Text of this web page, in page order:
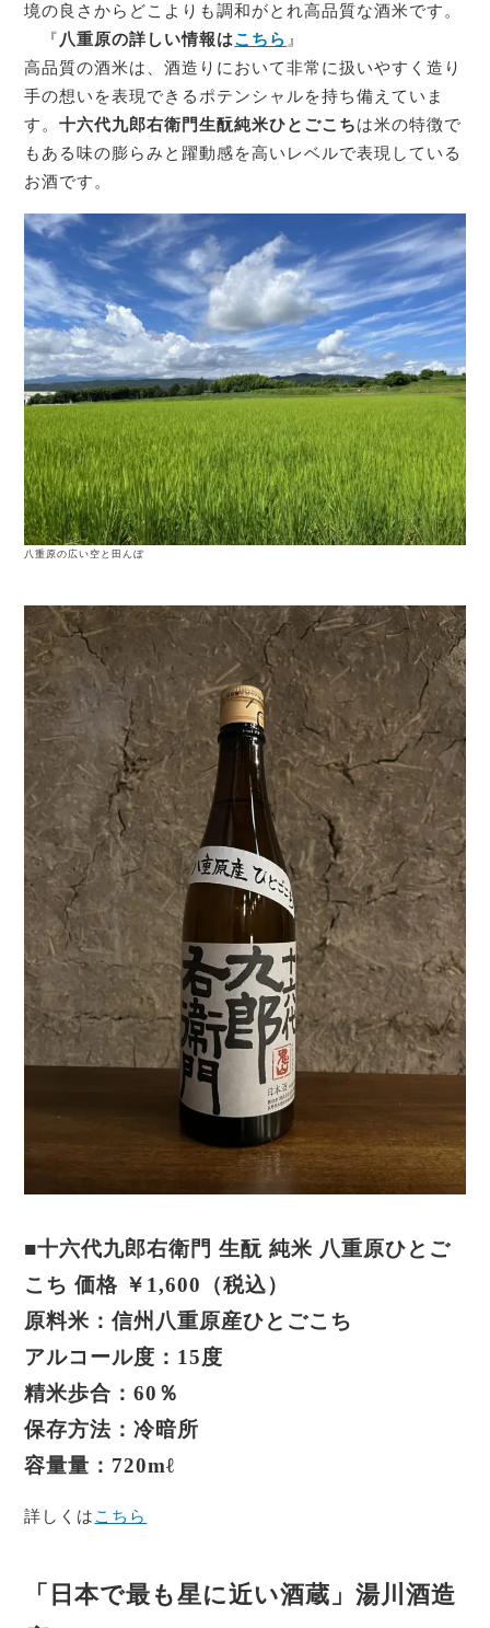
境の良さからどこよりも調和がとれ高品質な酒米です。
『 八重原の詳しい情報はこちら 』
高品質の酒米は、酒造りにおいて非常に扱いやすく造り
手の想いを表現できるポテンシャルを持ち備えていま
す。十六代九郎右衛門生酛純米ひとごこちは米の特徴で
もある味の膨らみと躍動感を高いレベルで表現している
お酒です。
八重原の広い空と田んぼ
■十六代九郎右衛門 生酛 純米 八重原ひとご
こち 価格 ￥1,600（税込）
原料米：信州八重原産ひとごこち
アルコール度：15度
精米歩合：60％
保存方法：冷暗所
容量量：720mℓ
詳しくは こちら
「日本で最も星に近い酒蔵」湯川酒造